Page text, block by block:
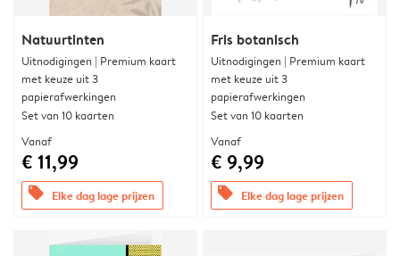
Natuurtinten
Uitnodigingen | Premium kaart
met keuze uit 3
papierafwerkingen
Set van 10 kaarten
Vanaf
€ 11,99
offers Elke dag lage prijzen
Fris botanisch
Uitnodigingen | Premium kaart
met keuze uit 3
papierafwerkingen
Set van 10 kaarten
Vanaf
€ 9,99
offers Elke dag lage prijzen